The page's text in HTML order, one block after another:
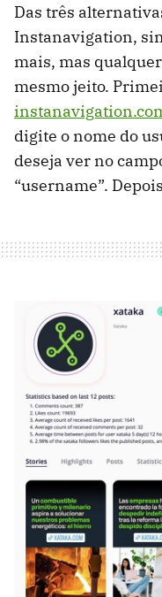
Das três
Instanavigation,
mais, mas
mesmo jeito.
digite o nome do
deseja ver no
“username”.